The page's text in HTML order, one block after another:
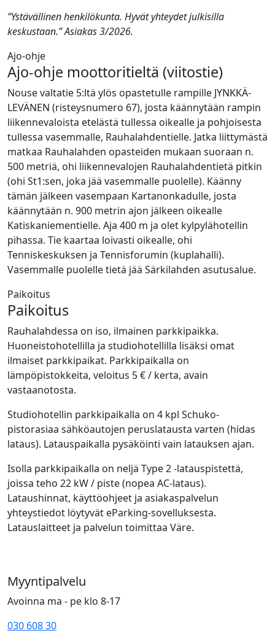
”Ystävällinen henkilökunta. Hyvät yhteydet julkisilla
keskustaan.” Asiakas 3/2026.
Ajo-ohje
Ajo-ohje moottoritieltä (viitostie)
Nouse valtatie 5:ltä ylös opastetulle rampille JYNKKÄ-
LEVÄNEN (risteysnumero 67), josta käännytään rampin
liikennevaloista etelästä tullessa oikealle ja pohjoisesta
tullessa vasemmalle, Rauhalahdentielle. Jatka liittymästä
matkaa Rauhalahden opasteiden mukaan suoraan n.
500 metriä, ohi liikennevalojen Rauhalahdentietä pitkin
(ohi St1:sen, joka jää vasemmalle puolelle). Käänny
tämän jälkeen vasempaan Kartanonkadulle, josta
käännytään n. 900 metrin ajon jälkeen oikealle
Katiskaniementielle. Aja 400 m ja olet kylpylähotellin
pihassa. Tie kaartaa loivasti oikealle, ohi
Tenniskeskuksen ja Tennisforumin (kuplahalli).
Vasemmalle puolelle tietä jää Särkilahden asutusalue.
Paikoitus
Paikoitus
Rauhalahdessa on iso, ilmainen parkkipaikka.
Huoneistohotellilla ja studiohotellilla lisäksi omat
ilmaiset parkkipaikat. Parkkipaikalla on
lämpöpistokkeita, veloitus 5 € / kerta, avain
vastaanotosta.
Studiohotellin parkkipaikalla on 4 kpl Schuko-
pistorasiaa sähköautojen peruslatausta varten (hidas
lataus). Latauspaikalla pysäköinti vain latauksen ajan.
Isolla parkkipaikalla on neljä Type 2 -latauspistettä,
joissa teho 22 kW / piste (nopea AC-lataus).
Lataushinnat, käyttöohjeet ja asiakaspalvelun
yhteystiedot löytyvät eParking-sovelluksesta.
Latauslaitteet ja palvelun toimittaa Väre.
Myyntipalvelu
Avoinna ma - pe klo 8-17
030 608 30